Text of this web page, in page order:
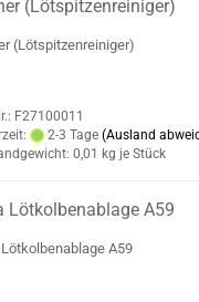
(Lötspitzenreiniger)
(Lötspitzenreiniger)
F27100011
2-3 Tage (Ausland
0,01 kg je Stück
Lötkolbenablage A59
Lötkolbenablage A59